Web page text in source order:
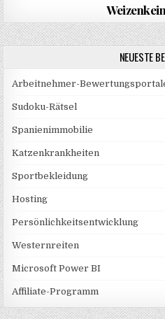
NEUESTE
Arbeitnehmer-
Sudoku-Rätsel
Spanienimmobilie
Katzenkrankheiten
Sportbekleidung
Hosting
Persönlichkeitsentwicklung
Westernreiten
Microsoft Power BI
Affiliate-Programm